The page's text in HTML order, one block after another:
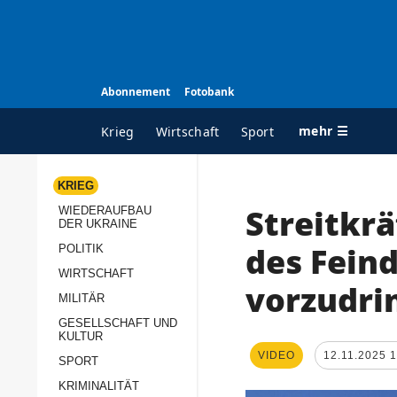
Abonnement Fotobank
Krieg Wirtschaft Sport mehr ☰
ALLE RUBRIKEN
Wiederaufbau der
Politik
Militär
KRIEG
WIEDERAUFBAU
DER UKRAINE
POLITIK
WIRTSCHAFT
MILITÄR
GESELLSCHAFT UND
KULTUR
SPORT
KRIMINALITÄT
des
VIDEO 12.11.2025